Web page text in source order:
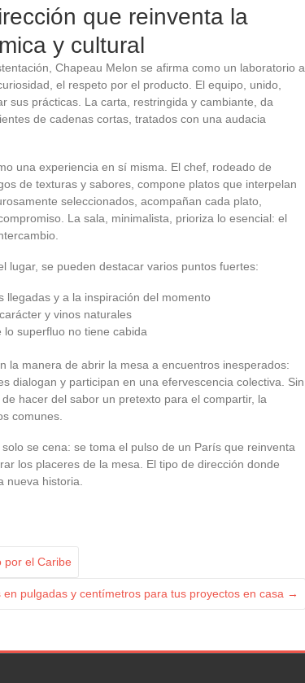
que reinventa la
y cultural
Chapeau Melon se afirma como un laboratorio a
el respeto por el producto. El equipo, unido,
sus prácticas. La carta, restringida y cambiante, da
de cadenas cortas, tratados con una audacia
una experiencia en sí misma. El chef, rodeado de
de texturas y sabores, compone platos que interpelan
seleccionados, acompañan cada plato,
La sala, minimalista, prioriza lo esencial: el
lugar, se pueden destacar varios puntos fuertes:
llegadas y a la inspiración del momento
y vinos naturales
superfluo no tiene cabida
la manera de abrir la mesa a encuentros inesperados:
dialogan y participan en una efervescencia colectiva. Sin
hacer del sabor un pretexto para el compartir, la
comunes.
se cena: se toma el pulso de un París que reinventa
los placeres de la mesa. El tipo de dirección donde
nueva historia.
por el Caribe
pulgadas y centímetros para tus proyectos en casa →